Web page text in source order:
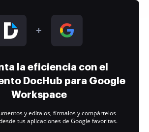
la eficiencia con el
DocHub para Google
Workspace
y edítalos, fírmalos y compártelos
tus aplicaciones de Google favoritas.